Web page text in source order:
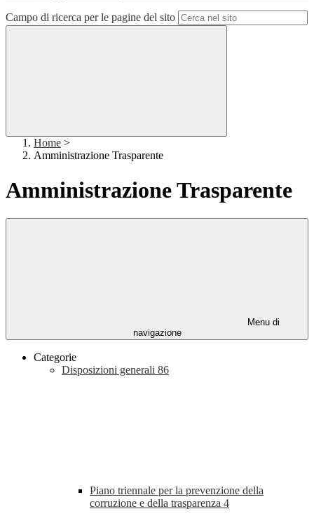
Campo di ricerca per le pagine del sito
Home >
Amministrazione Trasparente
Amministrazione Trasparente
Menu di
navigazione
Categorie
Disposizioni generali 86
Piano triennale per la prevenzione della
corruzione e della trasparenza 4